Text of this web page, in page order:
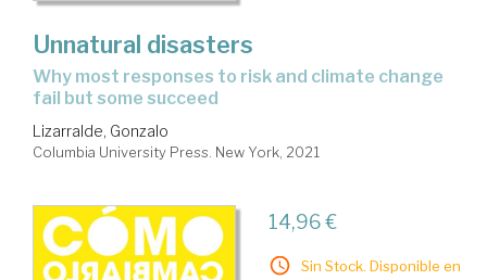
Unnatural disasters
why most responses to risk and climate change
fail but some succeed
Lizarralde, Gonzalo
Columbia University Press. New York, 2021
14,96 €
Sin Stock. Disponible en